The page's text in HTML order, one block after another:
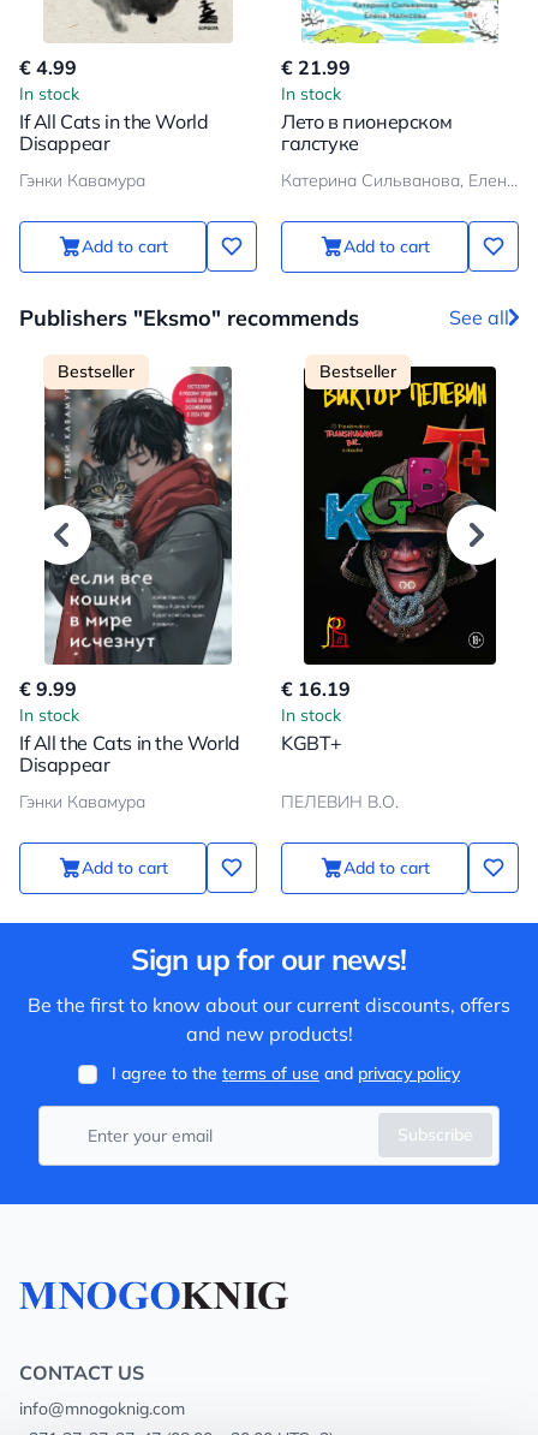
€ 4.99
In stock
If All Cats in the World
Disappear
Гэнки Кавамура
Add to cart
€ 21.99
In stock
Лето в пионерском
галстуке
Катерина Сильванова, Елена Малисова
Add to cart
Publishers "Eksmo" recommends See all
Bestseller
€ 9.99
In stock
If All the Cats in the World
Disappear
Гэнки Кавамура
Add to cart
Bestseller
€ 16.19
In stock
KGBT+
ПЕЛЕВИН В.О.
Add to cart
Sign up for our news!
Be the first to know about our current discounts, offers
and new products!
I agree to the terms of use and privacy policy
Subscribe
CONTACT US
info@mnogoknig.com